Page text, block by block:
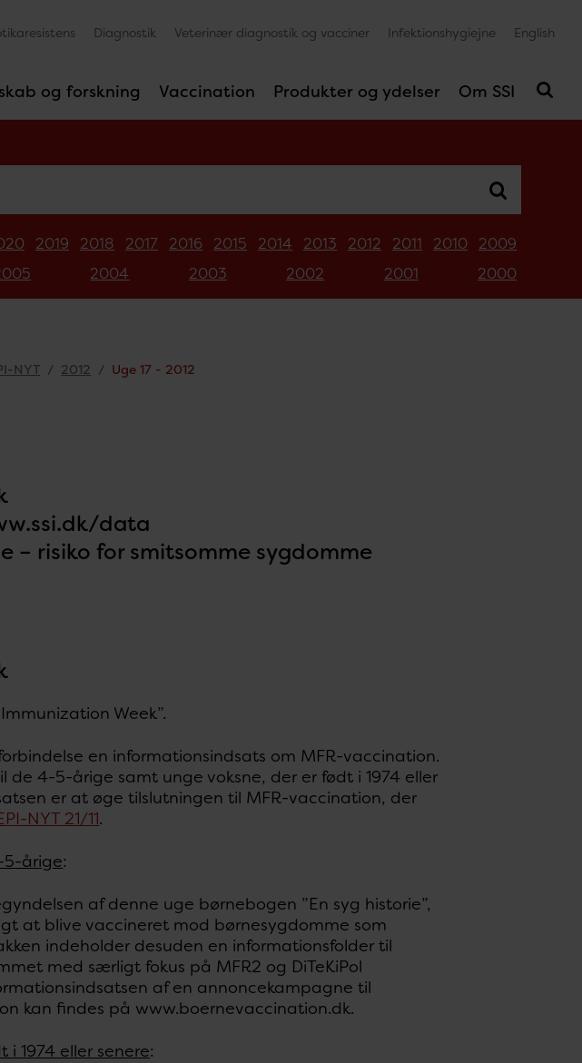
og forskning Vaccination Produkter og ydelser Om SSI
Diagnostik Veterinær diagnostik og vacciner Infektionshygiejne English
2019 2018 2017 2016 2015 2014 2013 2012 2011 2010
2009
2004 2003 2002 2001 2000
NYT 2012 Uge 17 - 2012
data
– risiko for smitsomme sygdomme
Week”.
en informationsindsats om MFR-vaccination.
4-5-årige samt unge voksne, der er født i 1974 eller
er at øge tilslutningen til MFR-vaccination, der
NYT 21/11.
5-årige:
af denne uge børnebogen ”En syg historie”,
at blive vaccineret mod børnesygdomme som
indeholder desuden en informationsfolder til
med særligt fokus på MFR2 og DiTeKiPol
af en annoncekampagne til
kan findes på www.boernevaccination.dk.
1974 eller senere: